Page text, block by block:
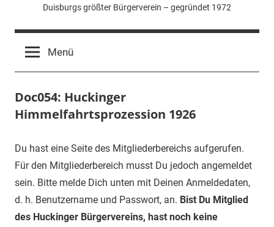
Duisburgs größter Bürgerverein – gegründet 1972
Menü
Doc054: Huckinger
Himmelfahrtsprozession 1926
Du hast eine Seite des Mitgliederbereichs aufgerufen.
Für den Mitgliederbereich musst Du jedoch angemeldet
sein. Bitte melde Dich unten mit Deinen Anmeldedaten,
d. h. Benutzername und Passwort, an. Bist Du Mitglied
des Huckinger Bürgervereins, hast noch keine